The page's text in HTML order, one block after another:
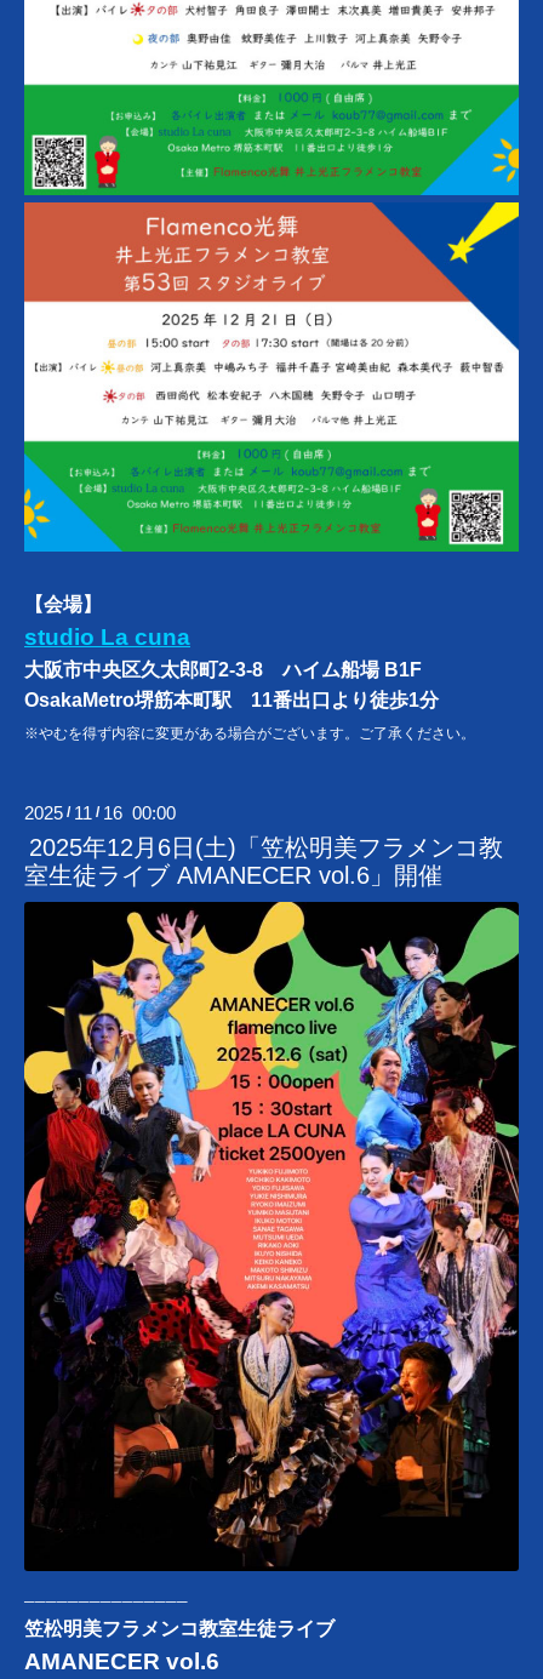
【会場】
studio La cuna
大阪市中央区久太郎町2-3-8 ハイム船場 B1F
OsakaMetro堺筋本町駅 11番出口より徒歩1分
※やむを得ず内容に変更がある場合がございます。ご了承ください。
2025 / 11 / 16 00:00
2025年12月6日(土)「笠松明美フラメンコ教
室生徒ライブ AMANECER vol.6」開催
───────────────
笠松明美フラメンコ教室生徒ライブ
AMANECER vol.6